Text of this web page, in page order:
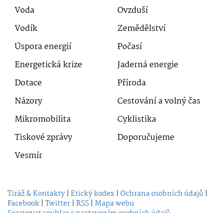
Voda
Ovzduší
Vodík
Zemědělství
Úspora energií
Počasí
Energetická krize
Jaderná energie
Dotace
Příroda
Názory
Cestování a volný čas
Mikromobilita
Cyklistika
Tiskové zprávy
Doporučujeme
Vesmír
Tiráž & Kontakty | Etický kodex | Ochrana osobních údajů |
Facebook | Twitter | RSS | Mapa webu